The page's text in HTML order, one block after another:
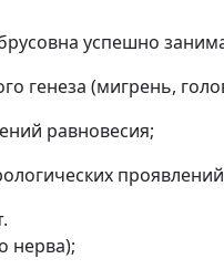
успешно
генеза (мигрень,
равновесия;
нерва);